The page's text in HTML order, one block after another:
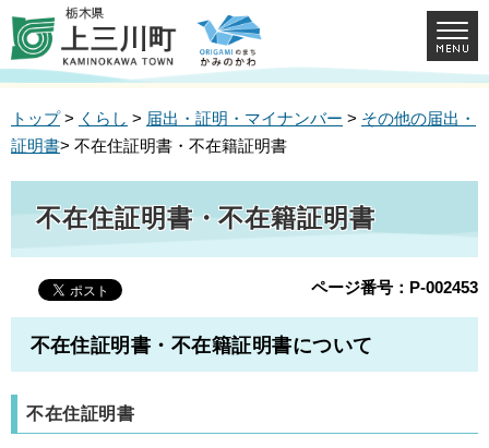
トップ> くらし > 届出・証明・マイナンバー > その他の届出・
証明書> 不在住証明書・不在籍証明書
不在住証明書・不在籍証明書
ページ番号：P-002453
不在住証明書・不在籍証明書について
不在住証明書